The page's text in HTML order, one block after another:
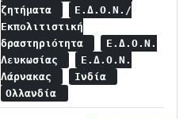
ζητήματα
Ε.Δ.Ο.Ν./
Εκπολιτιστική
δραστηριότητα
Ε.Δ.Ο.Ν.
Λευκωσίας
Ε.Δ.Ο.Ν.
Λάρνακας
Ινδία
Ολλανδία